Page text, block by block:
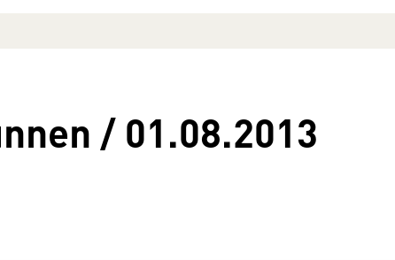
/ 01.08.2013